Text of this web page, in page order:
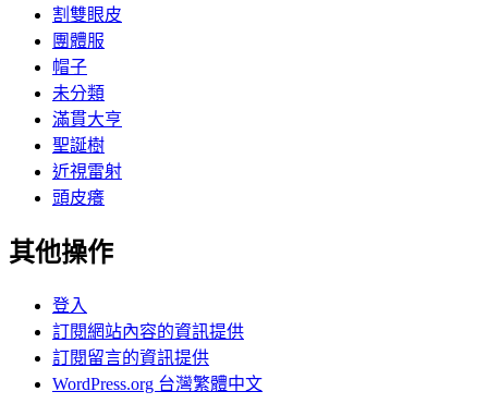
割雙眼皮
團體服
帽子
未分類
滿貫大亨
聖誕樹
近視雷射
頭皮癢
其他操作
登入
訂閱網站內容的資訊提供
訂閱留言的資訊提供
WordPress.org 台灣繁體中文